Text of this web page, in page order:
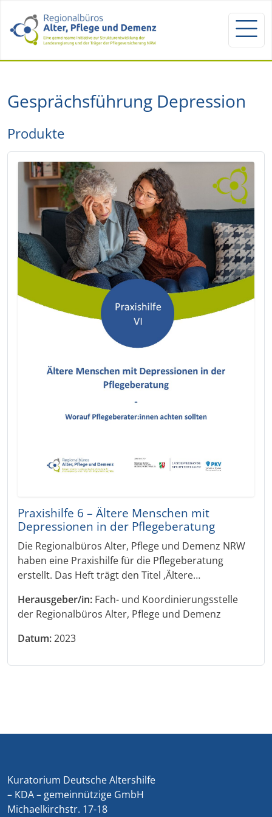
Gesprächsführung Depression
Produkte
Praxishilfe 6 – Ältere Menschen mit
Depressionen in der Pflegeberatung
Die Regionalbüros Alter, Pflege und Demenz NRW
haben eine Praxishilfe für die Pflegeberatung
erstellt. Das Heft trägt den Titel ‚Ältere…
Herausgeber/in: Fach- und Koordinierungsstelle
der Regionalbüros Alter, Pflege und Demenz
Datum:2023
Kuratorium Deutsche Altershilfe
– KDA – gemeinnützige GmbH
Michaelkirchstr. 17-18